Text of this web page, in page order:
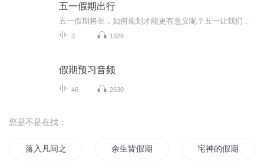
五一假期出行
3 1328
假期预习音频
46 2630
您是不是在找：
落入凡间之女神的假期 余生皆假期 宅神的假期